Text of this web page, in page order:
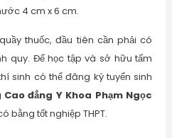
4 cm x 6 cm.
thuốc, đầu tiên cần phải có
quy. Để học tập và sở hữu tấm
sinh có thể đăng ký tuyển sinh
Cao đẳng Y Khoa Phạm Ngọc
bằng tốt nghiệp THPT.